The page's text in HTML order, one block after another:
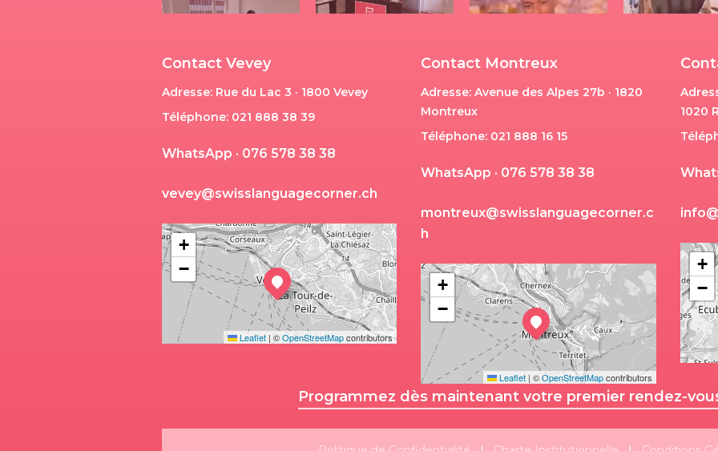
Plus de publications
Contact Vevey
Adresse: Rue du Lac 3 · 1800 Vevey
Téléphone: 021 888 38 39
WhatsApp · 076 578 38 38
vevey@swiss anguagecorner.c h
+
−
Leaflet | ©OpenStreetMapcontributors
Contact Montreux
Adresse: Avenue des Alpes 27b · 1820
Montreux
Téléphone: 021 888 16 15
WhatsApp · 076 578 38 38
montreux@swiss anguagecorner.c
h
+
−
Leaflet | ©OpenStreetMapcontributors
1020
What
info
+
−
Programmez dès maintenant votre premier rendez-